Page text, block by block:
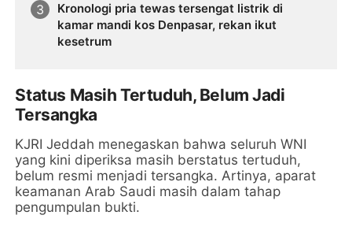
Kronologi pria tewas tersengat listrik di
kamar mandi kos Denpasar, rekan ikut
kesetrum
Status Masih Tertuduh, Belum Jadi
Tersangka
KJRI Jeddah menegaskan bahwa seluruh WNI
yang kini diperiksa masih berstatus tertuduh,
belum resmi menjadi tersangka. Artinya, aparat
keamanan Arab Saudi masih dalam tahap
pengumpulan bukti.